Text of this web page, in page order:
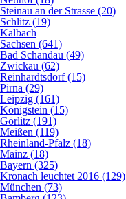
Steinau an der Strasse (20)
Schlitz (19)
Kalbach
Sachsen (641)
Bad Schandau (49)
Zwickau (62)
Reinhardtsdorf (15)
Pirna (29)
Leipzig (161)
Königstein (15)
Görlitz (191)
Meißen (119)
Rheinland-Pfalz (18)
Mainz (18)
Bayern (325)
Kronach leuchtet 2016 (129)
München (73)